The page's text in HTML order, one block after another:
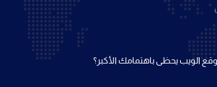
الويب يحظى باهتمامك الأكبر؟